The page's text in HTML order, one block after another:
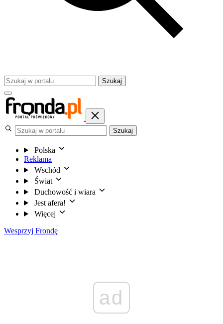
Szukaj
Szukaj
Polska
Reklama
Wschód
Świat
Duchowość i wiara
Jest afera!
Więcej
Wesprzyj Frondę
ad